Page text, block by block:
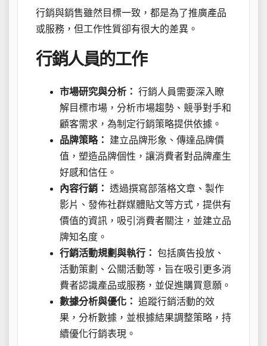
行銷與銷售雖然目標一致，都是為了推廣產品
或服務，但工作性質卻有很大的差異。
行銷人員的工作
市場研究與分析： 行銷人員需要深入瞭
解目標市場，分析市場趨勢、競爭對手和
顧客需求，為制定行銷策略提供依據。
品牌策略：
建立品牌形象、傳達品牌價
值，塑造品牌個性，讓消費者對品牌產生
好感和信任。
內容行銷： 透過撰寫部落格文章、製作
影片、發佈社群媒體貼文等方式，提供有
價值的資訊，吸引消費者關注，並建立品
牌知名度。
行銷活動規劃與執行： 包括廣告投放、
活動策劃、公關活動等，旨在吸引更多消
費者認識產品或服務，並促進購買意願。
數據分析與優化： 追蹤行銷活動的效
果，分析數據，並根據結果調整策略，持
續優化行銷表現。